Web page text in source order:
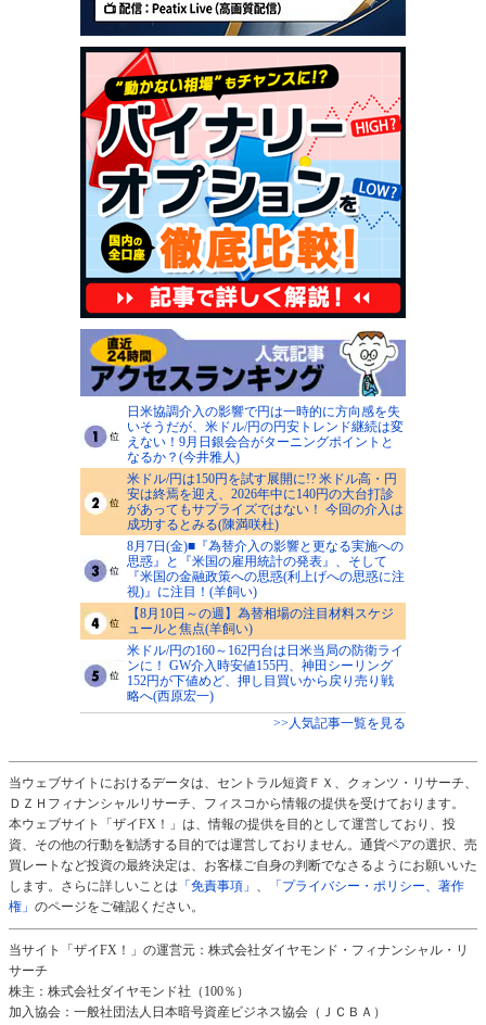
日米協調介入の影響で円は一時的に方向感を失
いそうだが、米ドル/円の円安トレンド継続は変
えない！9月日銀会合がターニングポイントと
なるか？(今井雅人)
米ドル/円は150円を試す展開に!? 米ドル高・円
安は終焉を迎え、2026年中に140円の大台打診
があってもサプライズではない！ 今回の介入は
成功するとみる(陳満咲杜)
8月7日(金)■『為替介入の影響と更なる実施への
思惑』と『米国の雇用統計の発表』、そして
『米国の金融政策への思惑(利上げへの思惑に注
視)』に注目！(羊飼い)
【8月10日～の週】為替相場の注目材料スケジ
ュールと焦点(羊飼い)
米ドル/円の160～162円台は日米当局の防衛ライ
ンに！ GW介入時安値155円、神田シーリング
152円が下値めど、押し目買いから戻り売り戦
略へ(西原宏一)
>>人気記事一覧を見る
当ウェブサイトにおけるデータは、セントラル短資ＦＸ、クォンツ・リサーチ、
ＤＺＨフィナンシャルリサーチ、フィスコから情報の提供を受けております。
本ウェブサイト「ザイFX！」は、情報の提供を目的として運営しており、投
資、その他の行動を勧誘する目的では運営しておりません。通貨ペアの選択、売
買レートなど投資の最終決定は、お客様ご自身の判断でなさるようにお願いいた
します。さらに詳しいことは 「免責事項」
「プライバシー・ポリシー、著作
権」 のページをご確認ください。
当サイト「ザイFX！」の運営元：株式会社ダイヤモンド・フィナンシャル・リ
サーチ
株主：株式会社ダイヤモンド社（100％）
加入協会：一般社団法人日本暗号資産ビジネス協会（ＪＣＢＡ）